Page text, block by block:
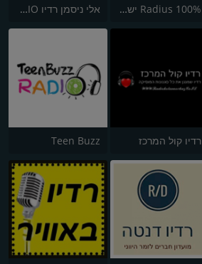
Radius 100% ישראלי אלי ניסמן רדיו NICEMANRADIO
רדיו קול המרכז Teen Buzz